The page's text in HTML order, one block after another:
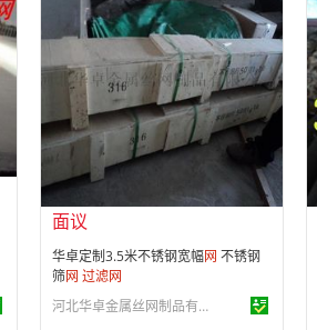
面议
会员注册： 第 10 年
经营模式：生产制造
成立日期：2014-11-24
供应产品：
199 条
面议
华卓定制3.5米不锈钢宽幅网 不锈钢
筛网 过滤网
河北华卓金属丝网制品有限公司